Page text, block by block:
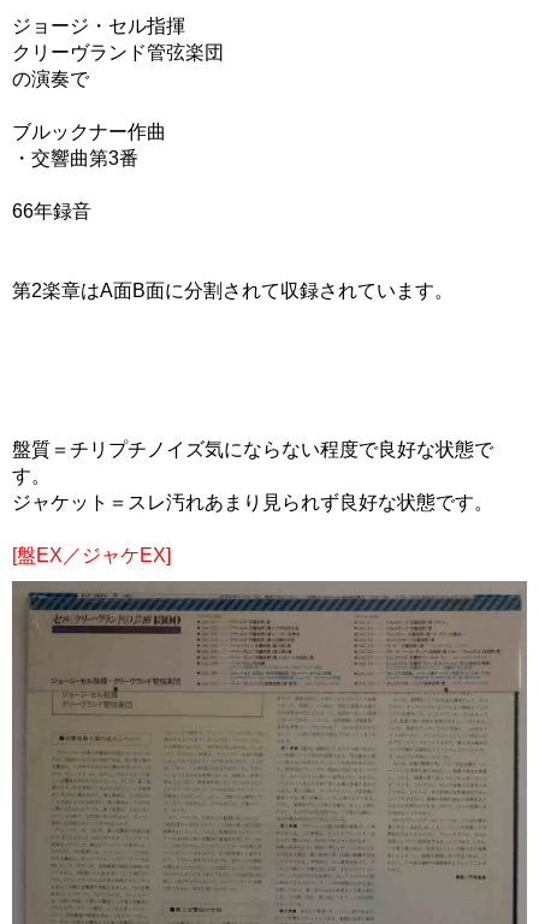
ジョージ・セル指揮
クリーヴランド管弦楽団
の演奏で
ブルックナー作曲
・交響曲第3番
66年録音
第2楽章はA面B面に分割されて収録されています。
盤質＝チリプチノイズ気にならない程度で良好な状態で
す。
ジャケット＝スレ汚れあまり見られず良好な状態です。
[盤EX／ジャケEX]